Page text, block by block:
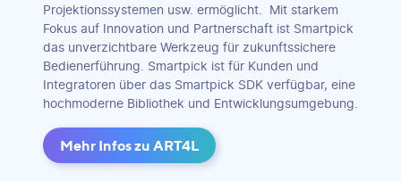
Projektionssystemen usw. ermöglicht. Mit starkem
Fokus auf Innovation und Partnerschaft ist Smartpick
das unverzichtbare Werkzeug für zukunftssichere
Bedienerführung. Smartpick ist für Kunden und
Integratoren über das Smartpick SDK verfügbar, eine
hochmoderne Bibliothek und Entwicklungsumgebung.
Mehr Infos zu ART4L